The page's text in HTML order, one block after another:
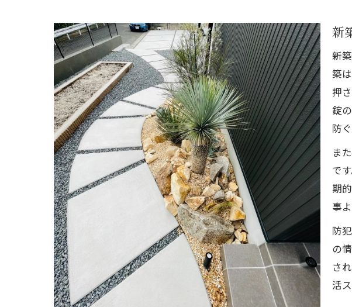
新築な
カメラ
防犯カ
侵入被害を
新築防
侵入経路
死角を
新築住
センサ
空き巣対策な
空き巣
スマート
新築で
最新防
新
新
築
押
錠
防
ま
で
期
事
防
の
さ
活